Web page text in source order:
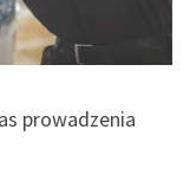
prowadzenia